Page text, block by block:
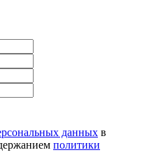
данных в
политики